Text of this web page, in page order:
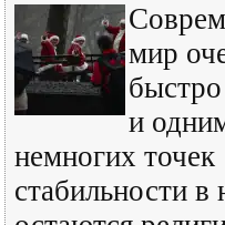
мир
и
немногих точек
стабильности в